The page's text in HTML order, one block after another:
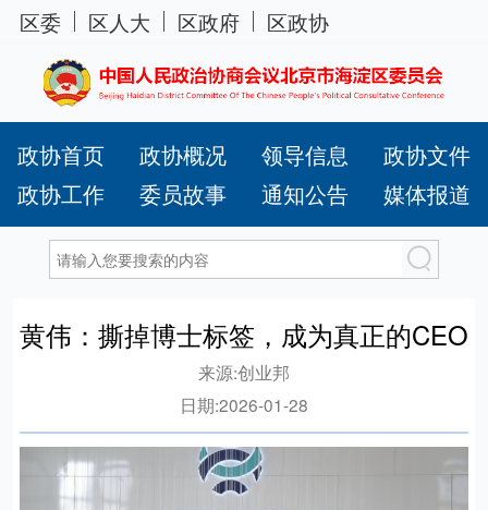
区委 区人大 区政府 区政协
政协首页 政协概况 领导信息
政协文件
政协工作
委员故事 通知公告 媒体报道
黄伟：撕掉博士标签，成为真正的CEO
来源:创业邦
日期:2026-01-28